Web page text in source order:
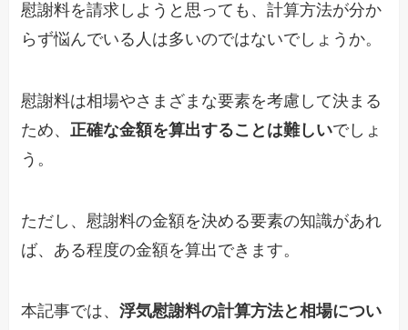
慰謝料を請求しようと思っても、計算方法が分か
らず悩んでいる人は多いのではないでしょうか。
慰謝料は相場やさまざまな要素を考慮して決まる
ため、 正確な金額を算出することは難しいでしょ
う。
ただし、慰謝料の金額を決める要素の知識があれ
ば、ある程度の金額を算出できます。
本記事では、浮気慰謝料の計算方法と相場につい